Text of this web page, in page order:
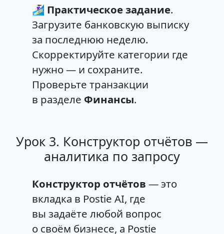
🏄🏻‍♀️ Практическое задание.
Загрузите банковскую выписку
за последнюю неделю.
Скорректируйте категории где
нужно — и сохраните.
Проверьте транзакции
в разделе Финансы.
Урок 3. Конструктор отчётов —
аналитика по запросу
Конструктор отчётов — это
вкладка в Postie AI, где
вы задаёте любой вопрос
о своём бизнесе, а Postie